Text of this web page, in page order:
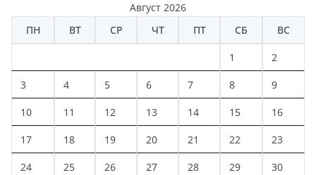
Август 2026
ПН
ВТ СР ЧТ ПТ СБ ВС
1 2
3 4 5 6 7 8 9
10 11 12 13 14 15 16
17 18 19 20 21 22 23
24 25 26 27 28 29 30